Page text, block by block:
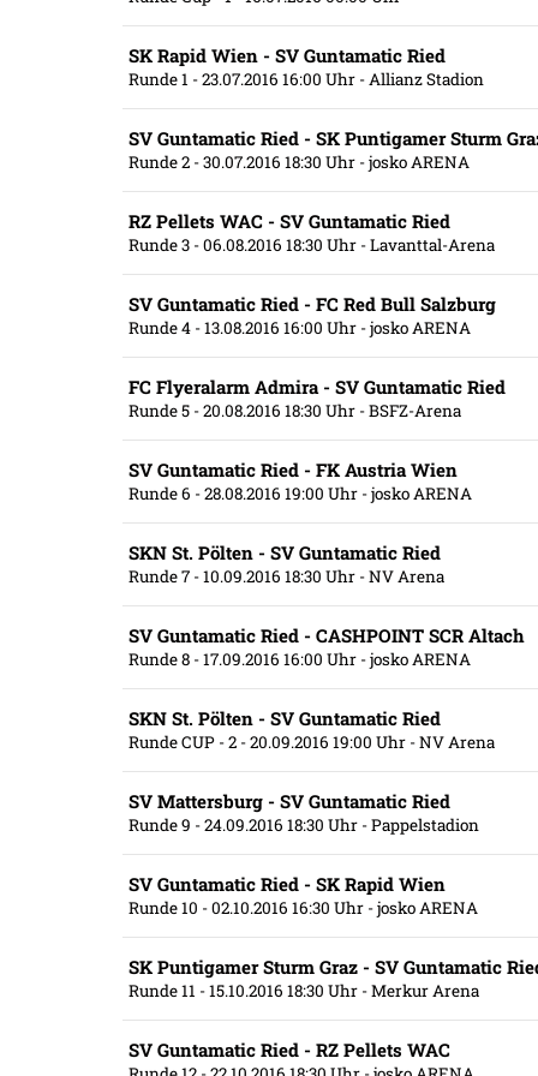
SK Rapid Wien - SV Guntamatic Ried
Runde 1 - 23.07.2016 16:00 Uhr - Allianz Stadion
SV Guntamatic Ried - SK Puntigamer Sturm
Runde 2 - 30.07.2016 18:30 Uhr - josko ARENA
RZ Pellets WAC - SV Guntamatic Ried
Runde 3 - 06.08.2016 18:30 Uhr - Lavanttal-Arena
SV Guntamatic Ried - FC Red Bull Salzburg
Runde 4 - 13.08.2016 16:00 Uhr - josko ARENA
FC Flyeralarm Admira - SV Guntamatic Ried
Runde 5 - 20.08.2016 18:30 Uhr - BSFZ-Arena
SV Guntamatic Ried - FK Austria Wien
Runde 6 - 28.08.2016 19:00 Uhr - josko ARENA
SKN St. Pölten - SV Guntamatic Ried
Runde 7 - 10.09.2016 18:30 Uhr - NV Arena
SV Guntamatic Ried - CASHPOINT SCR Altach
Runde 8 - 17.09.2016 16:00 Uhr - josko ARENA
SKN St. Pölten - SV Guntamatic Ried
Runde CUP - 2 - 20.09.2016 19:00 Uhr - NV Arena
SV Mattersburg - SV Guntamatic Ried
Runde 9 - 24.09.2016 18:30 Uhr - Pappelstadion
SV Guntamatic Ried - SK Rapid Wien
Runde 10 - 02.10.2016 16:30 Uhr - josko ARENA
SK Puntigamer Sturm Graz - SV Guntamatic
Runde 11 - 15.10.2016 18:30 Uhr - Merkur Arena
SV Guntamatic Ried - RZ Pellets WAC